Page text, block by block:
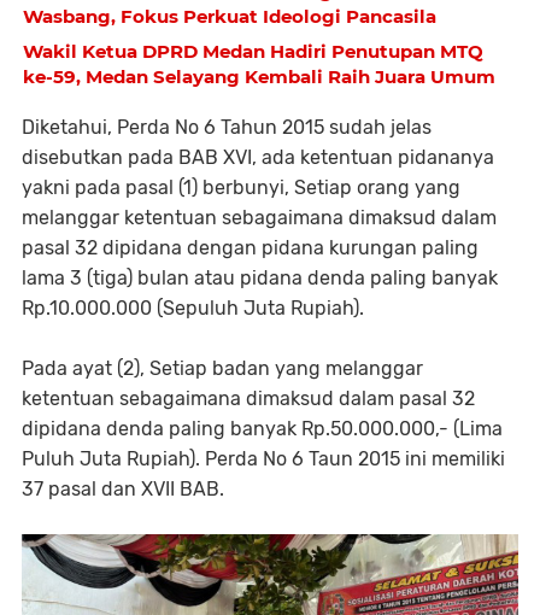
Wasbang, Fokus Perkuat Ideologi Pancasila
Wakil Ketua DPRD Medan Hadiri Penutupan MTQ
ke-59, Medan Selayang Kembali Raih Juara Umum
Diketahui, Perda No 6 Tahun 2015 sudah jelas
disebutkan pada BAB XVI, ada ketentuan pidananya
yakni pada pasal (1) berbunyi, Setiap orang yang
melanggar ketentuan sebagaimana dimaksud dalam
pasal 32 dipidana dengan pidana kurungan paling
lama 3 (tiga) bulan atau pidana denda paling banyak
Rp.10.000.000 (Sepuluh Juta Rupiah).
Pada ayat (2), Setiap badan yang melanggar
ketentuan sebagaimana dimaksud dalam pasal 32
dipidana denda paling banyak Rp.50.000.000,- (Lima
Puluh Juta Rupiah). Perda No 6 Taun 2015 ini memiliki
37 pasal dan XVII BAB.